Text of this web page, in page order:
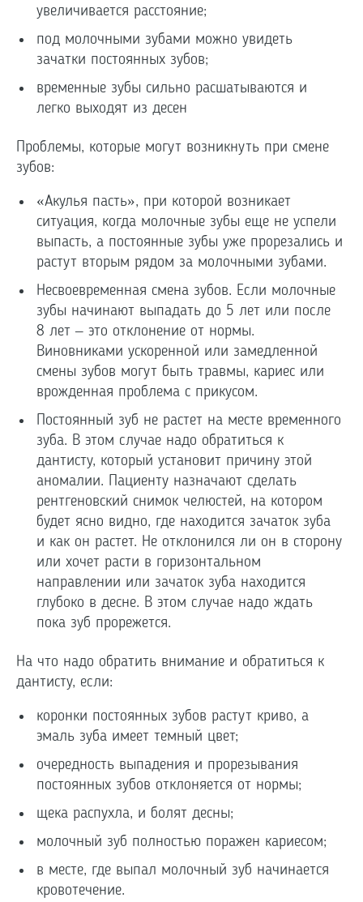
увеличивается расстояние;
под молочными зубами можно увидеть
зачатки постоянных зубов;
временные зубы сильно расшатываются и
легко выходят из десен
Проблемы, которые могут возникнуть при смене
зубов:
«Акулья пасть», при которой возникает
ситуация, когда молочные зубы еще не успели
выпасть, а постоянные зубы уже прорезались и
растут вторым рядом за молочными зубами.
Несвоевременная смена зубов. Если молочные
зубы начинают выпадать до 5 лет или после
8 лет – это отклонение от нормы.
Виновниками ускоренной или замедленной
смены зубов могут быть травмы, кариес или
врожденная проблема с прикусом.
Постоянный зуб не растет на месте временного
зуба. В этом случае надо обратиться к
дантисту, который установит причину этой
аномалии. Пациенту назначают сделать
рентгеновский снимок челюстей, на котором
будет ясно видно, где находится зачаток зуба
и как он растет. Не отклонился ли он в сторону
или хочет расти в горизонтальном
направлении или зачаток зуба находится
глубоко в десне. В этом случае надо ждать
пока зуб прорежется.
На что надо обратить внимание и обратиться к
дантисту, если:
коронки постоянных зубов растут криво, а
эмаль зуба имеет темный цвет;
очередность выпадения и прорезывания
постоянных зубов отклоняется от нормы;
щека распухла, и болят десны;
молочный зуб полностью поражен кариесом;
в месте, где выпал молочный зуб начинается
кровотечение.